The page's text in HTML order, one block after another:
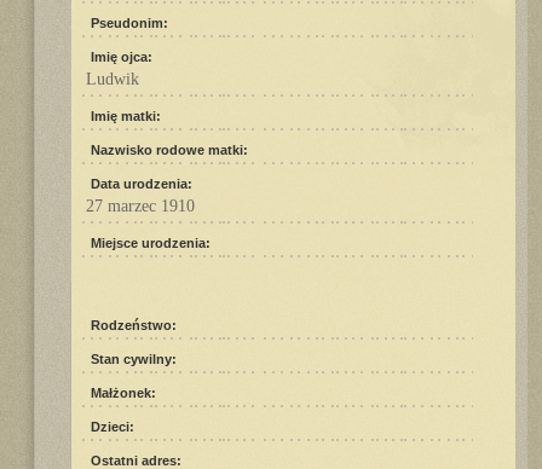
Pseudonim:
Imię ojca:
Ludwik
Imię matki:
Nazwisko rodowe matki:
Data urodzenia:
27 marzec 1910
Miejsce urodzenia:
Rodzeństwo:
Stan cywilny:
Małżonek:
Dzieci:
Ostatni adres: